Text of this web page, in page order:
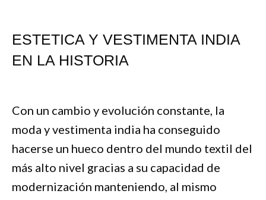
ESTETICA Y VESTIMENTA INDIA
EN LA HISTORIA
Con un cambio y evolución constante, la
moda y vestimenta india ha conseguido
hacerse un hueco dentro del mundo textil del
más alto nivel gracias a su capacidad de
modernización manteniendo, al mismo